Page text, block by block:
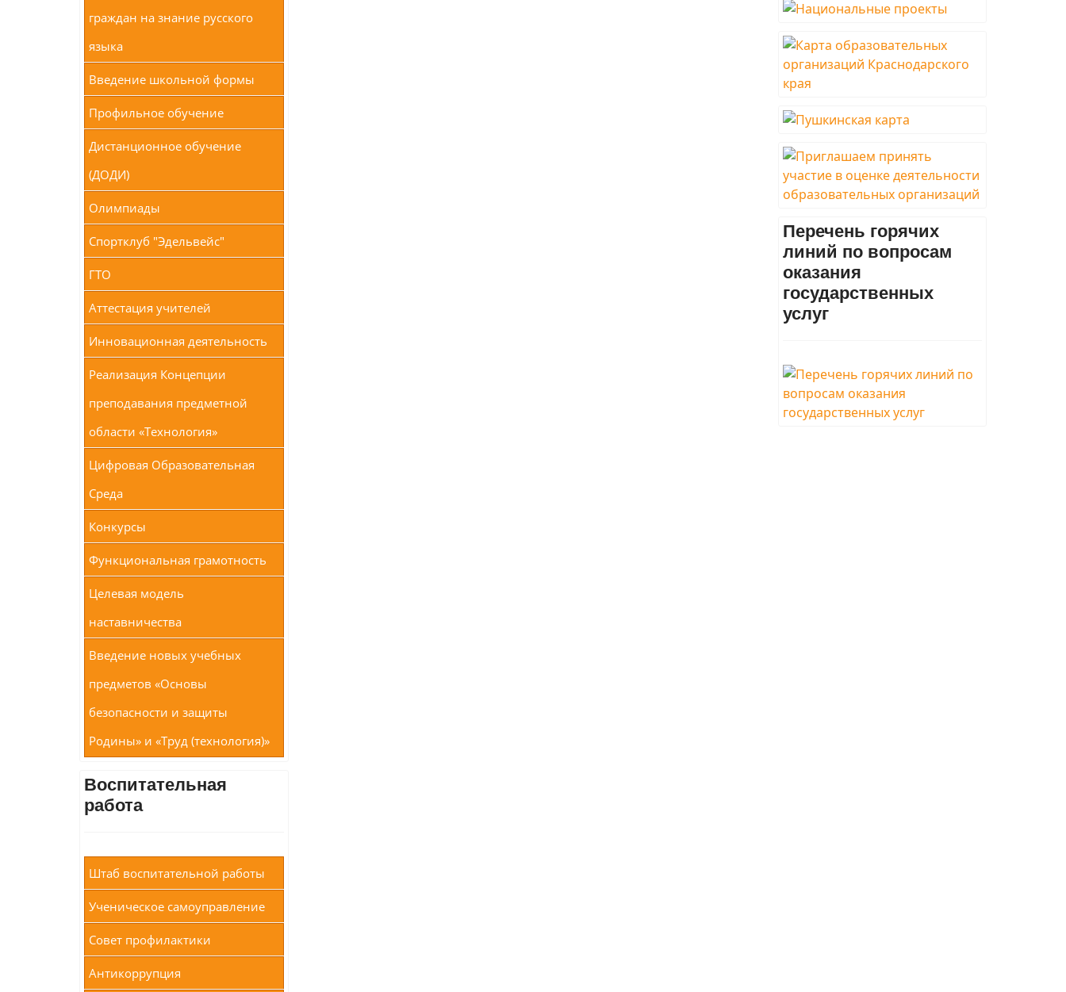
граждан на знание русского
языка
Введение школьной формы
Профильное обучение
Дистанционное обучение
(ДОДИ)
Олимпиады
Спортклуб "Эдельвейс"
ГТО
Аттестация учителей
Инновационная деятельность
Реализация Концепции
преподавания предметной
области «Технология»
Цифровая Образовательная
Среда
Конкурсы
Функциональная грамотность
Целевая модель
наставничества
Введение новых учебных
предметов «Основы
безопасности и защиты
Родины» и «Труд (технология)»
Воспитательная
работа
Штаб воспитательной работы
Ученическое самоуправление
Совет профилактики
Антикоррупция
Перечень горячих
линий по вопросам
оказания
государственных
услуг